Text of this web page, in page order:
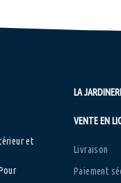
et
LA
VENTE EN
Livraison
Paiement